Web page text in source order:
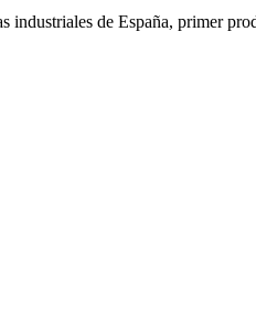
industriales de España, primer